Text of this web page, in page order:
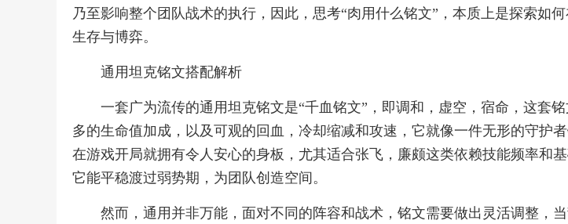
乃至影响整个团队战术的执行，因此，思考“肉用什么铭文”，本质上是探索如
生存与博弈。
通用坦克铭文搭配解析
一套广为流传的通用坦克铭文是“千血铭文”，即调和，虚空，宿命，这套
多的生命值加成，以及可观的回血，冷却缩减和攻速，它就像一件无形的守护
在游戏开局就拥有令人安心的身板，尤其适合张飞，廉颇这类依赖技能频率和基
它能平稳渡过弱势期，为团队创造空间。
然而，通用并非万能，面对不同的阵容和战术，铭文需要做出灵活调整，